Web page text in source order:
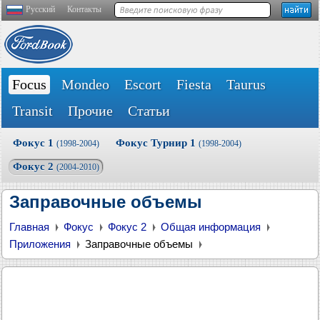
Русский Контакты
Focus Mondeo Escort Fiesta
Taurus
Transit
Прочие Статьи
Фокус 1 (1998-2004) Фокус Турнир 1 (1998-2004)
Фокус 2 (2004-2010)
Заправочные объемы
Главная Фокус Фокус 2
Общая информация
Приложения
Заправочные объемы